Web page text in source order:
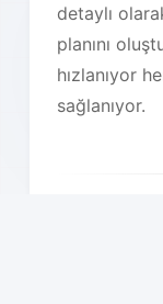
detaylı
planını
hızlanıyor
sağlanıyor.